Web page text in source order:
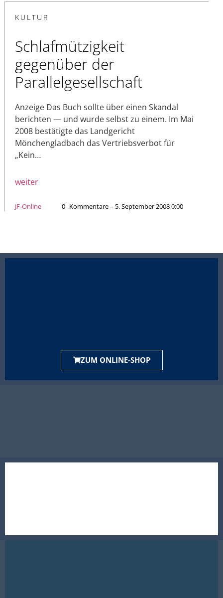
KULTUR
Schlafmützigkeit
gegenüber der
Parallelgesellschaft
Anzeige Das Buch sollte über einen Skandal
berichten — und wurde selbst zu einem. Im Mai
2008 bestätigte das Landgericht
Mönchengladbach das Vertriebsverbot für
„Kein…
weiter
JF-Online 0 Kommentare – 5. September 2008 0:00
ZUM ONLINE-SHOP